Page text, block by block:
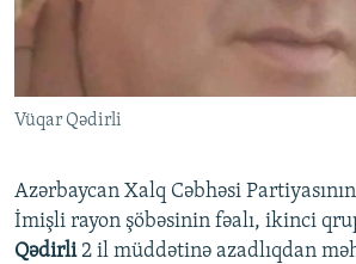
Vüqar Qədirli
Azərbaycan Xalq Cəbhəsi
İmişli rayon şöbəsinin fəalı, ikinci
Qədirli2 il müddətinə azadlıqdan